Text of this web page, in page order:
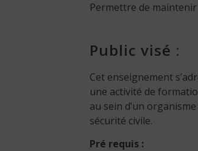
Permettre de
Public visé :
Cet enseignement
une activité de
au sein d’un
sécurité civile.
Pré requis :